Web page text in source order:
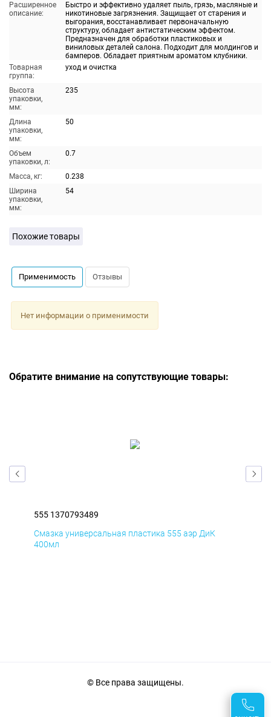
Расширенное
описание:
Быстро и эффективно удаляет пыль, грязь, масляные и
никотиновые загрязнения. Защищает от старения и
выгорания, восстанавливает первоначальную
структуру, обладает антистатическим эффектом.
Предназначен для обработки пластиковых и
виниловых деталей салона. Подходит для молдингов и
бамперов. Обладает приятным ароматом клубники.
Товарная
группа:
уход и очистка
Высота
упаковки,
мм:
235
Длина
упаковки,
мм:
50
Объем
упаковки, л:
0.7
Масса, кг:
0.238
Ширина
упаковки,
мм:
54
Похожие товары
Применимость Отзывы
Нет информации о применимости
Обратите внимание на сопутствующие товары:
555 1370793489
Смазка универсальная пластика 555 аэр ДиК
400мл
© Все права защищены.